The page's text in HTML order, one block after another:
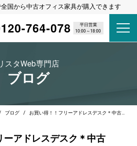
国から中古オフィス家具が購入できます
764-078
平日営業
10:00～18:00
スタWeb専門店
ブログ
ブログ お買い得！！フリーアドレスデスク＊中古＊
ーアドレスデスク＊中古